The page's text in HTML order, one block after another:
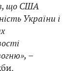
що США
України і
–